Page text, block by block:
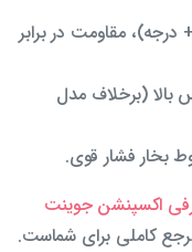
تحمل دمای بسیار بالا (تا 1000+ درجه)، مقاومت در برابر
بالا (برخلاف مدل
بخار فشار قوی.
اکسپنشن جوینت
کاملی برای شماست.